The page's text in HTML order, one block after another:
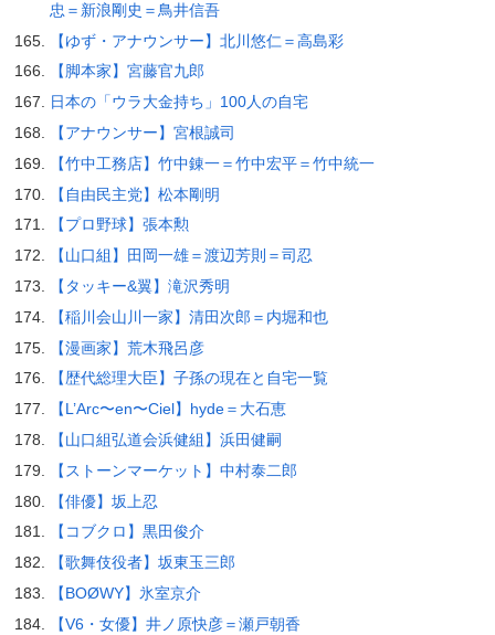
忠＝新浪剛史＝鳥井信吾
【ゆず・アナウンサー】北川悠仁＝高島彩
【脚本家】宮藤官九郎
日本の「ウラ大金持ち」100人の自宅
【アナウンサー】宮根誠司
【竹中工務店】竹中錬一＝竹中宏平＝竹中統一
【自由民主党】松本剛明
【プロ野球】張本勲
【山口組】田岡一雄＝渡辺芳則＝司忍
【タッキー&翼】滝沢秀明
【稲川会山川一家】清田次郎＝内堀和也
【漫画家】荒木飛呂彦
【歴代総理大臣】子孫の現在と自宅一覧
【L’Arc〜en〜Ciel】hyde＝大石恵
【山口組弘道会浜健組】浜田健嗣
【ストーンマーケット】中村泰二郎
【俳優】坂上忍
【コブクロ】黒田俊介
【歌舞伎役者】坂東玉三郎
【BOØWY】氷室京介
【V6・女優】井ノ原快彦＝瀬戸朝香